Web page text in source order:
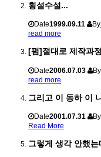
횡설수설...
Date1999.09.11 By
read more
[펌]절대로 제작과
Date2006.07.03 By
read more
그리고 이 동하 이
Date2001.07.31 By
Read More
그렇게 생각 안했는